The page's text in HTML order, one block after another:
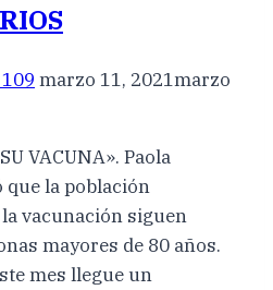
marzo 11, 2021marzo
VACUNA». Paola
la población
vacunación siguen
mayores de 80 años.
mes llegue un